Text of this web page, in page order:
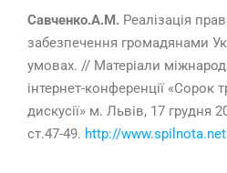
Савченко.А.М. Реалізація
забезпечення громадянами
умовах. // Матеріали
інтернет-конференції «Сорок
дискусії» м. Львів, 17 грудня
ст.47-49. http://